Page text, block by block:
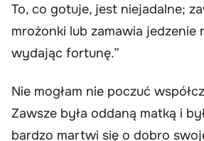
To, co gotuje, jest niejadalne;
mrożonki lub zamawia jedzenie
wydając fortunę.”
Nie mogłam nie poczuć
Zawsze była oddaną matką i
bardzo martwi się o dobro